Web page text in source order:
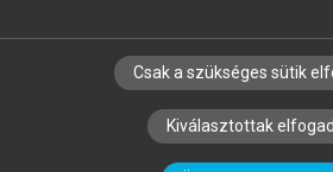
SZERZŐKNEK CÉGEKNEK
SZERKESZTÉSI ÉS
Csak a szükséges sütik
Kiválasztottak